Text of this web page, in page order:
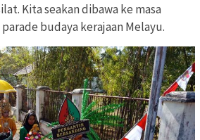
Kita seakan dibawa ke masa
budaya kerajaan Melayu.